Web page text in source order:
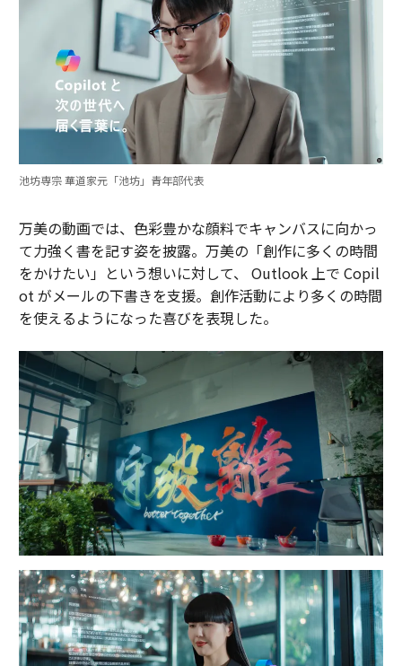
池坊専宗 華道家元「池坊」青年部代表
万美の動画では、色彩豊かな顔料でキャンバスに向かっ
て力強く書を記す姿を披露。万美の「創作に多くの時間
をかけたい」という想いに対して、 Outlook 上で Copil
ot がメールの下書きを支援。創作活動により多くの時間
を使えるようになった喜びを表現した。